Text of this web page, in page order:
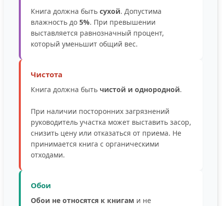
Книга должна быть сухой. Допустима
влажность до 5%. При превышении
выставляется равнозначный процент,
который уменьшит общий вес.
Чистота
Книга должна быть чистой и однородной.
При наличии посторонних загрязнений
руководитель участка может выставить засор,
снизить цену или отказаться от приема. Не
принимается книга с органическими
отходами.
Обои
Обои не относятся к книгам и не